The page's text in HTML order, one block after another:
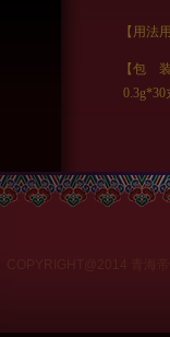
【用法
【包 装